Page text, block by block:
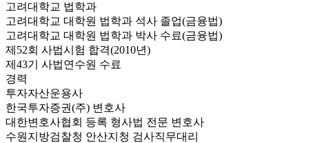
고려대학교 법학과
고려대학교 대학원 법학과 석사 졸업(금융법)
고려대학교 대학원 법학과 박사 수료(금융법)
제52회 사법시험 합격(2010년)
제43기 사법연수원 수료
경력
투자자산운용사
한국투자증권(주) 변호사
대한변호사협회 등록 형사법 전문 변호사
수원지방검찰청 안산지청 검사직무대리